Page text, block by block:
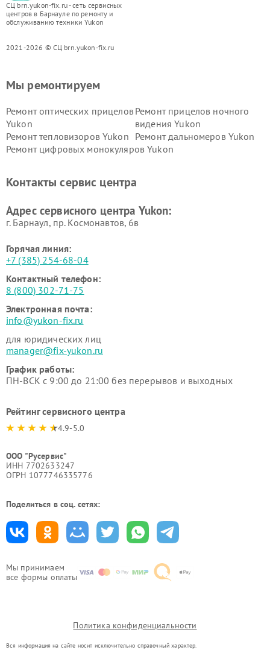
СЦ brn.yukon-fix.ru - сеть сервисных
центров в Барнауле по ремонту и
обслуживанию техники Yukon
2021-2026 © СЦ brn.yukon-fix.ru
Мы принимаем
все формы оплаты
Мы ремонтируем
Ремонт оптических прицелов
Yukon
Ремонт прицелов ночного
видения Yukon
Ремонт тепловизоров Yukon Ремонт дальномеров Yukon
Ремонт цифровых монокуляров Yukon
Контакты сервис центра
Адрес сервисного центра Yukon:
г. Барнаул, ​пр. Космонавтов, 6в
Горячая линия:
+7 (385) 254-68-04
Контактный телефон:
8 (800) 302-71-75
Электронная почта:
info@yukon-fix.ru
для юридических лиц
manager@fix-yukon.ru
График работы:
ПН-ВСК с 9:00 до 21:00 без перерывов и выходных
Рейтинг сервисного центра
4.9-5.0
ООО "Русервис"
ИНН 7702633247
ОГРН 1077746335776
Поделиться в соц. сетях:
Политика конфиденциальности
Вся информация на сайте носит исключительно справочный характер.